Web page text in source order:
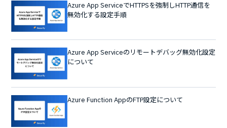
Azure App ServiceでHTTPSを強制しHTTP通信を
無効化する設定手順
Azure App Serviceのリモートデバッグ無効化設定
について
Azure Function AppのFTP設定について